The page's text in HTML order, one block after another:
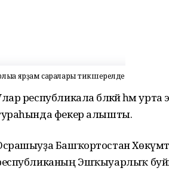
ярҙам саралары тикшерелде
республикала бәләкәй һәм
фекер алышты.
Башҡортостан
Эшҡыуарлыҡ